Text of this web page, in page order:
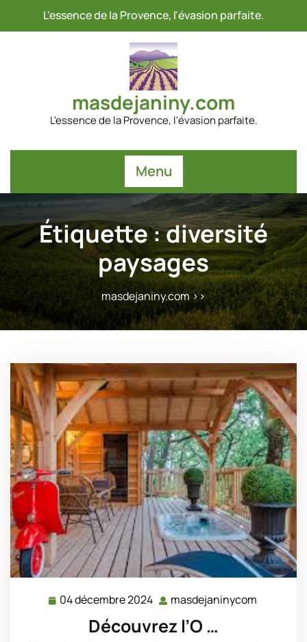
L'essence de la Provence, l'évasion parfaite.
masdejaniny.com
L'essence de la Provence, l'évasion parfaite.
Menu
Étiquette :diversité
paysages
masdejaniny.com>>
04 décembre 2024 04
décembre
2024
masdejaninycom
Découvrez l’O …